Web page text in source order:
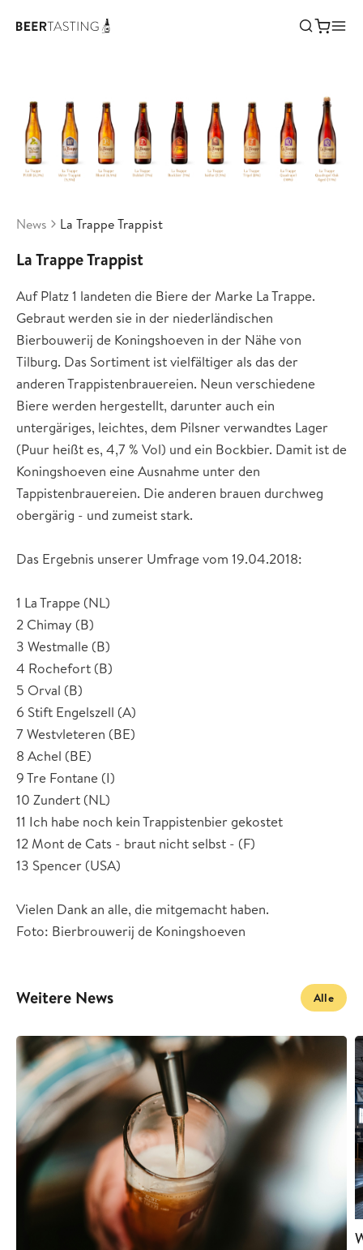
News La Trappe Trappist
La Trappe Trappist
Auf Platz 1 landeten die Biere der Marke La Trappe.
Gebraut werden sie in der niederländischen
Bierbouwerij de Koningshoeven in der Nähe von
Tilburg. Das Sortiment ist vielfältiger als das der
anderen Trappistenbrauereien. Neun verschiedene
Biere werden hergestellt, darunter auch ein
untergäriges, leichtes, dem Pilsner verwandtes Lager
(Puur heißt es, 4,7 % Vol) und ein Bockbier. Damit ist de
Koningshoeven eine Ausnahme unter den
Tappistenbrauereien. Die anderen brauen durchweg
obergärig - und zumeist stark.
Das Ergebnis unserer Umfrage vom 19.04.2018:
1 La Trappe (NL)
2 Chimay (B)
3 Westmalle (B)
4 Rochefort (B)
5 Orval (B)
6 Stift Engelszell (A)
7 Westvleteren (BE)
8 Achel (BE)
9 Tre Fontane (I)
10 Zundert (NL)
11 Ich habe noch kein Trappistenbier gekostet
12 Mont de Cats - braut nicht selbst - (F)
13 Spencer (USA)
Vielen Dank an alle, die mitgemacht haben.
Foto: Bierbrouwerij de Koningshoeven
Weitere News Alle